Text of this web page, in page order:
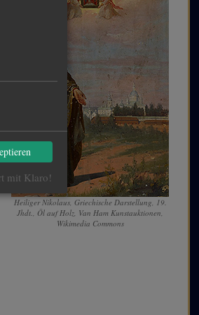
Heiliger Nikolaus, Griechische Darstellung, 19.
Jhdt., Öl auf Holz, Van Ham Kunstauktionen,
Wikimedia Commons
mit Klaro!